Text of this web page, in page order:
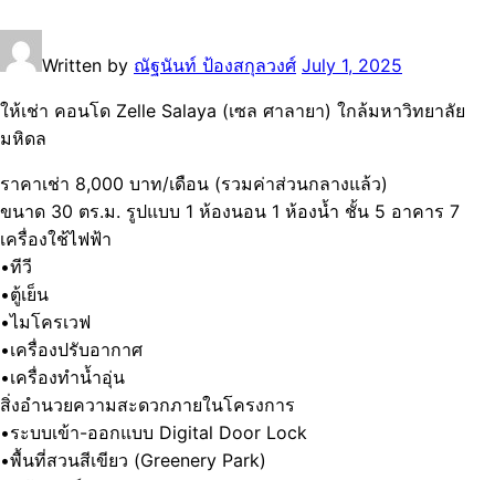
Written by ณัฐนันท์ ป้องสกุลวงศ์ July 1, 2025
ให้เช่า คอนโด Zelle Salaya (เซล ศาลายา) ใกล้มหาวิทยาลัย
มหิดล
ราคาเช่า 8,000 บาท/เดือน (รวมค่าส่วนกลางแล้ว)
ขนาด 30 ตร.ม. รูปแบบ 1 ห้องนอน 1 ห้องน้ำ ชั้น 5 อาคาร 7
เครื่องใช้ไฟฟ้า
•ทีวี
•ตู้เย็น
•ไมโครเวฟ
•เครื่องปรับอากาศ
•เครื่องทำน้ำอุ่น
สิ่งอำนวยความสะดวกภายในโครงการ
•ระบบเข้า-ออกแบบ Digital Door Lock
•พื้นที่สวนสีเขียว (Greenery Park)